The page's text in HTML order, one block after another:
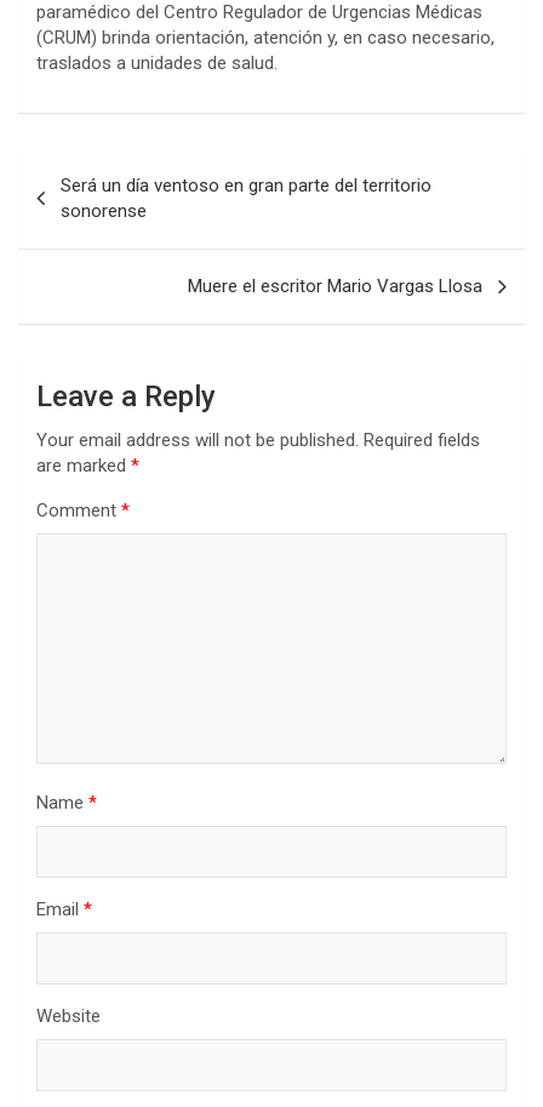
paramédico del Centro Regulador de Urgencias Médicas
(CRUM) brinda orientación, atención y, en caso necesario,
traslados a unidades de salud.
navigation
Será un día ventoso en gran parte del territorio
sonorense
Muere el escritor Mario Vargas Llosa
Leave a Reply
Your email address will not be published. Required fields
are marked *
Comment *
Name *
Email *
Website